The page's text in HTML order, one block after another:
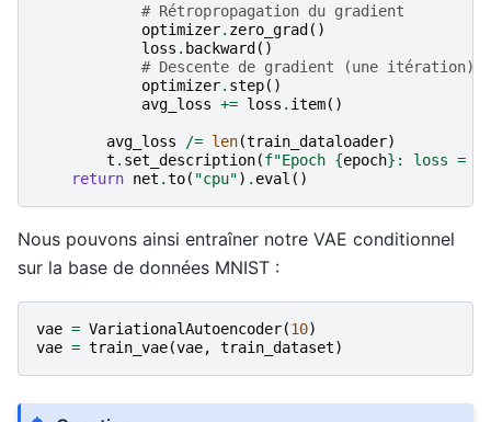
# Rétropropagation du gradient
optimizer. zero_grad ()
loss . backward ()
# Descente de gradient (une itération)
optimizer. step()
avg_loss += loss . item()
avg_loss /= len(train_dataloader)
t . set_description(f"Epoch {epoch} : loss =
return net .to( "cpu") . eval ()
Nous pouvons ainsi entraîner notre VAE conditionnel
sur la base de données MNIST :
vae = VariationalAutoencoder(10)
vae = train_vae(vae, train_dataset)